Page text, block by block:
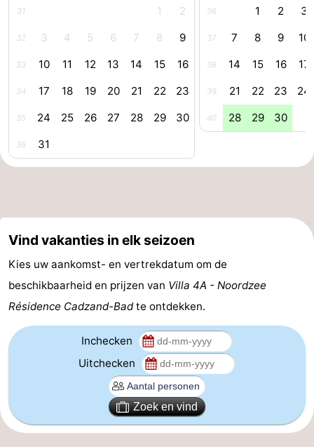
Nieuws
Route
Zeeland
-
Veere
-
Zoutelande
-
Vlissingen
-
31 1 2
32 3 4 5 6 7 8 9
33 10 11 12 13 14 15 16
34 17 18 19 20 21 22 23
35 24 25 26 27 28 29 30
36 31
36 1 2 3
37 7 8 9 10
38 14 15 16 17
39 21 22 23 24
40 28 29 30
Vind vakanties in elk seizoen
Kies uw aankomst- en vertrekdatum om de
beschikbaarheid en prijzen van Villa 4A - Noordzee
Résidence Cadzand-Badte ontdekken.
Inchecken
Uitchecken
Zoek en vind